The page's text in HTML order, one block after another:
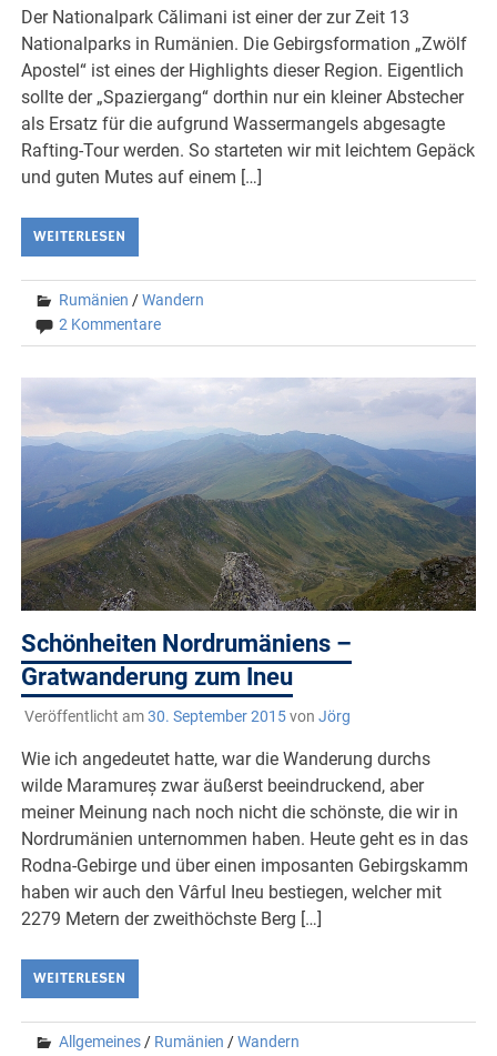
Der Nationalpark Călimani ist einer der zur Zeit 13
Nationalparks in Rumänien. Die Gebirgsformation „Zwölf
Apostel“ ist eines der Highlights dieser Region. Eigentlich
sollte der „Spaziergang“ dorthin nur ein kleiner Abstecher
als Ersatz für die aufgrund Wassermangels abgesagte
Rafting-Tour werden. So starteten wir mit leichtem Gepäck
und guten Mutes auf einem […]
WEITERLESEN
Rumänien /Wandern
2 Kommentare
Schönheiten Nordrumäniens –
Gratwanderung zum Ineu
Veröffentlicht am30. September 2015von Jörg
Wie ich angedeutet hatte, war die Wanderung durchs
wilde Maramureș zwar äußerst beeindruckend, aber
meiner Meinung nach noch nicht die schönste, die wir in
Nordrumänien unternommen haben. Heute geht es in das
Rodna-Gebirge und über einen imposanten Gebirgskamm
haben wir auch den Vârful Ineu bestiegen, welcher mit
2279 Metern der zweithöchste Berg […]
WEITERLESEN
Allgemeines/ Rumänien /Wandern